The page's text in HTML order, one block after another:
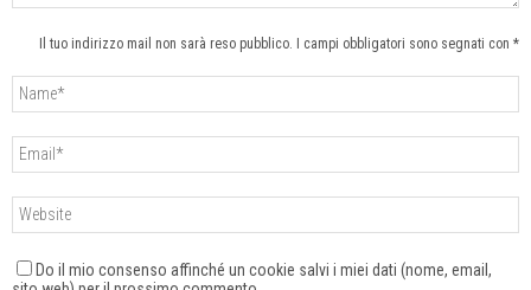
Il tuo indirizzo mail non sarà reso pubblico. I campi obbligatori sono segnati con *
Do il mio consenso affinché un cookie salvi i miei dati (nome, email,